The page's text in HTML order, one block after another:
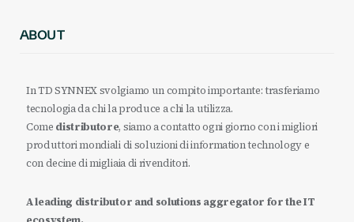
ABOUT
In TD SYNNEX svolgiamo un compito importante: trasferiamo
tecnologia da chi la produce a chi la utilizza.
Come distributore, siamo a contatto ogni giorno con i migliori
produttori mondiali di soluzioni di information technology e
con decine di migliaia di rivenditori.
A leading distributor and solutions aggregator for the IT